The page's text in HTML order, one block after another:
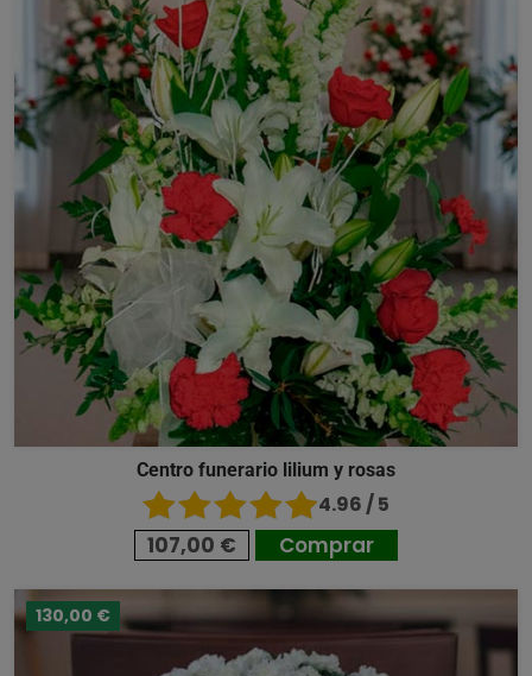
Centro funerario lilium y rosas
4.96 / 5
107,00 € Comprar
130,00 €